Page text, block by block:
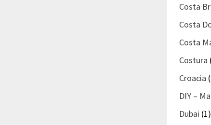
Costa
Costa
Costa
Costura
Croacia
DIY –
Dubai (1)